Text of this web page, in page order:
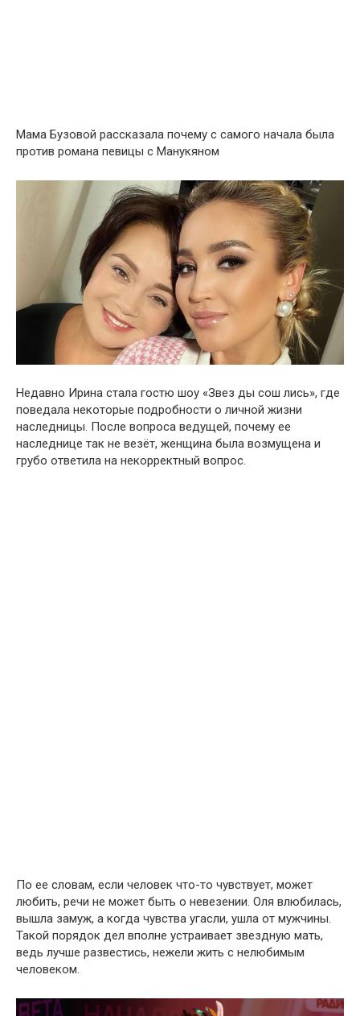
Мама Бузовой рассказала почему с самого начала была
против романа певицы с Манукяном
Недавно Ирина стала гостю шоу «Звез ды сош лись», где
поведала некоторые подробности о личной жизни
наследницы. После вопроса ведущей, почему ее
наследнице так не везёт, женщина была возмущена и
грубо ответила на некорректный вопрос.
По ее словам, если человек что-то чувствует, может
любить, речи не может быть о невезении. Оля влюбилась,
вышла замуж, а когда чувства угасли, ушла от мужчины.
Такой порядок дел вполне устраивает звездную мать,
ведь лучше развестись, нежели жить с нелюбимым
человеком.